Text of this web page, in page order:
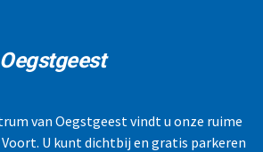
van Oegstgeest vindt u onze ruime
U kunt dichtbij en gratis parkeren